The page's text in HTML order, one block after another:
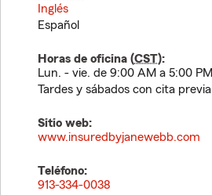
Inglés
Español
Horas de oficina (CST):
Lun. - vie. de 9:00 AM a 5:00 PM
Tardes y sábados con cita previa
Sitio web:
www.insuredbyjanewebb.com
Teléfono:
913-334-0038